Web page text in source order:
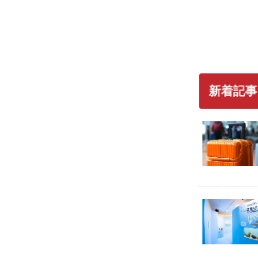
新着記事